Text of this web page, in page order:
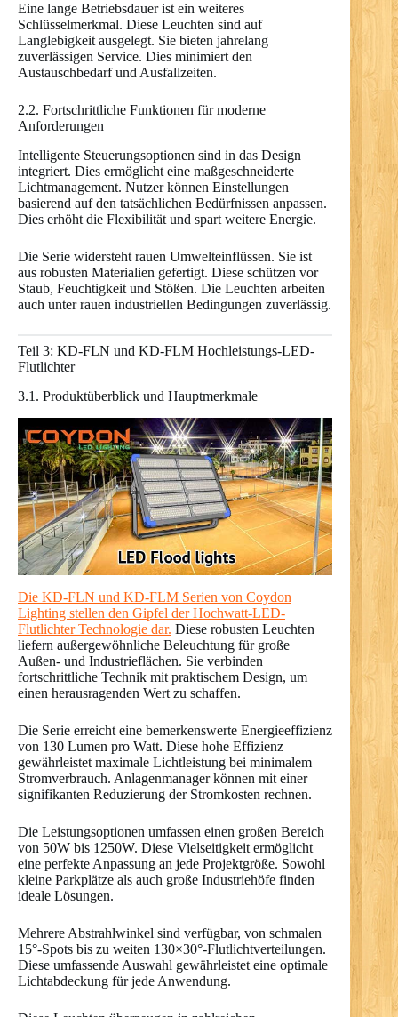
Eine lange Betriebsdauer ist ein weiteres
Schlüsselmerkmal. Diese Leuchten sind auf
Langlebigkeit ausgelegt. Sie bieten jahrelang
zuverlässigen Service. Dies minimiert den
Austauschbedarf und Ausfallzeiten.
2.2. Fortschrittliche Funktionen für moderne
Anforderungen
Intelligente Steuerungsoptionen sind in das Design
integriert. Dies ermöglicht eine maßgeschneiderte
Lichtmanagement. Nutzer können Einstellungen
basierend auf den tatsächlichen Bedürfnissen anpassen.
Dies erhöht die Flexibilität und spart weitere Energie.
Die Serie widersteht rauen Umwelteinflüssen. Sie ist
aus robusten Materialien gefertigt. Diese schützen vor
Staub, Feuchtigkeit und Stößen. Die Leuchten arbeiten
auch unter rauen industriellen Bedingungen zuverlässig.
Teil 3: KD-FLN und KD-FLM Hochleistungs-LED-
Flutlichter
3.1. Produktüberblick und Hauptmerkmale
Die KD-FLN und KD-FLM Serien von Coydon
Lighting stellen den Gipfel der Hochwatt-LED-
Flutlichter Technologie dar. Diese robusten Leuchten
liefern außergewöhnliche Beleuchtung für große
Außen- und Industrieflächen. Sie verbinden
fortschrittliche Technik mit praktischem Design, um
einen herausragenden Wert zu schaffen.
Die Serie erreicht eine bemerkenswerte Energieeffizienz
von 130 Lumen pro Watt. Diese hohe Effizienz
gewährleistet maximale Lichtleistung bei minimalem
Stromverbrauch. Anlagenmanager können mit einer
signifikanten Reduzierung der Stromkosten rechnen.
Die Leistungsoptionen umfassen einen großen Bereich
von 50W bis 1250W. Diese Vielseitigkeit ermöglicht
eine perfekte Anpassung an jede Projektgröße. Sowohl
kleine Parkplätze als auch große Industriehöfe finden
ideale Lösungen.
Mehrere Abstrahlwinkel sind verfügbar, von schmalen
15°-Spots bis zu weiten 130×30°-Flutlichtverteilungen.
Diese umfassende Auswahl gewährleistet eine optimale
Lichtabdeckung für jede Anwendung.